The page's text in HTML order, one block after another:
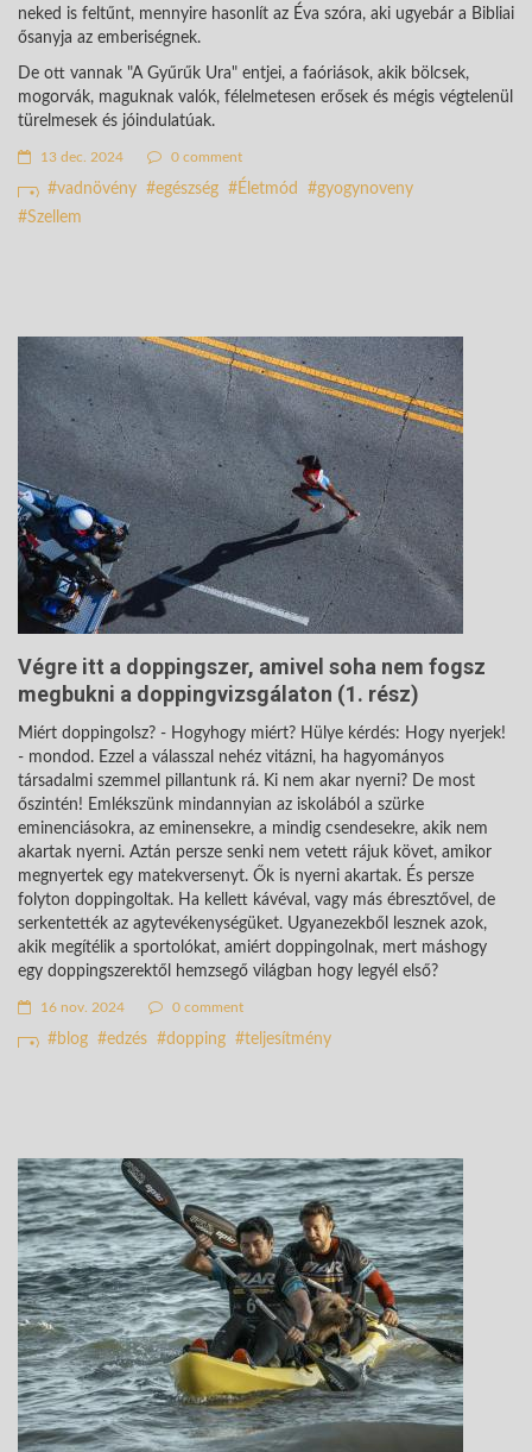
neked is feltűnt, mennyire hasonlít az Éva szóra, aki ugyebár a Bibliai
ősanyja az emberiségnek.
De ott vannak "A Gyűrűk Ura" entjei, a faóriások, akik bölcsek,
mogorvák, maguknak valók, félelmetesen erősek és mégis végtelenül
türelmesek és jóindulatúak.
13 dec. 2024 0 comment
vadnövény egészség Életmód
gyogynoveny
Szellem
Végre itt a doppingszer, amivel soha nem fogsz
megbukni a doppingvizsgálaton (1. rész)
Miért doppingolsz? - Hogyhogy miért? Hülye kérdés: Hogy nyerjek!
- mondod. Ezzel a válasszal nehéz vitázni, ha hagyományos
társadalmi szemmel pillantunk rá. Ki nem akar nyerni? De most
őszintén! Emlékszünk mindannyian az iskolából a szürke
eminenciásokra, az eminensekre, a mindig csendesekre, akik nem
akartak nyerni. Aztán persze senki nem vetett rájuk követ, amikor
megnyertek egy matekversenyt. Ők is nyerni akartak. És persze
folyton doppingoltak. Ha kellett kávéval, vagy más ébresztővel, de
serkentették az agytevékenységüket. Ugyanezekből lesznek azok,
akik megítélik a sportolókat, amiért doppingolnak, mert máshogy
egy doppingszerektől hemzsegő világban hogy legyél első?
16 nov. 2024 0 comment
blog edzés dopping teljesítmény